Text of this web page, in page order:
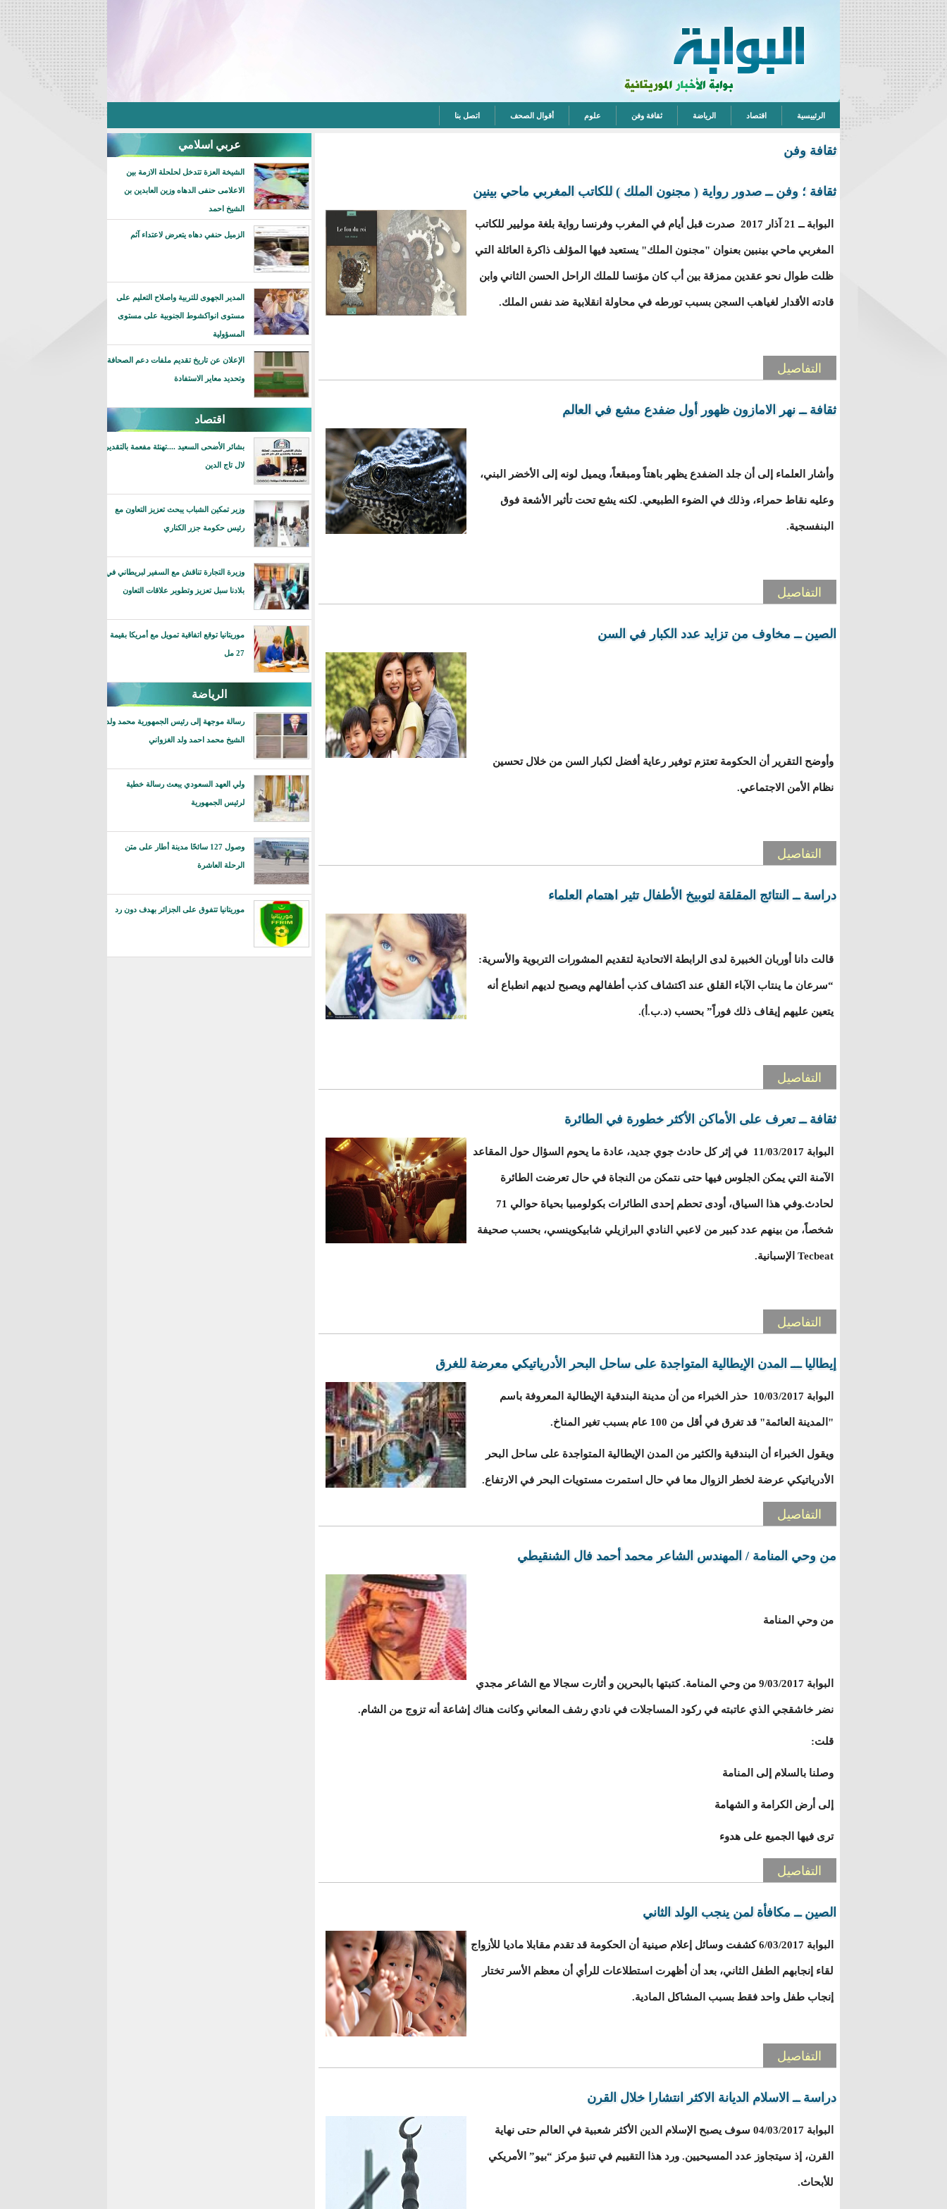
الرئييسية اقتصاد الرياضة ثقافة وفن علوم أقوال الصحف اتصل بنا
ثقافة وفن
ثقافة ؛ وفن ــ صدور رواية ( مجنون الملك ) للكاتب المغربي ماحي بينين
البوابة ــ 21 آذار 2017 صدرت قبل أيام في المغرب وفرنسا رواية بلغة موليير للكاتب
المغربي ماحي بينبين بعنوان "مجنون الملك" يستعيد فيها المؤلف ذاكرة العائلة التي
ظلت طوال نحو عقدين ممزقة بين أب كان مؤنسا للملك الراحل الحسن الثاني وابن
قادته الأقدار لغياهب السجن بسبب تورطه في محاولة انقلابية ضد نفس الملك.
التفاصيل
ثقافة ــ نهر الامازون ظهور أول ضفدع مشع في العالم
وأشار العلماء إلى أن جلد الضفدع يظهر باهتاً ومبقعاً، ويميل لونه إلى الأخضر البني،
وعليه نقاط حمراء، وذلك في الضوء الطبيعي. لكنه يشع تحت تأثير الأشعة فوق
البنفسجية.
التفاصيل
الصين ــ مخاوف من تزايد عدد الكبار في السن
وأوضح التقرير أن الحكومة تعتزم توفير رعاية أفضل لكبار السن من خلال تحسين
نظام الأمن الاجتماعي.
التفاصيل
دراسة ــ النتائج المقلقة لتوبيخ الأطفال تثير اهتمام العلماء
قالت دانا أوربان الخبيرة لدى الرابطة الاتحادية لتقديم المشورات التربوية والأسرية:
“سرعان ما ينتاب الآباء القلق عند اكتشاف كذب أطفالهم ويصبح لديهم انطباع أنه
يتعين عليهم إيقاف ذلك فوراً” بحسب (د.ب.أ).
التفاصيل
ثقافة ــ تعرف على الأماكن الأكثر خطورة في الطائرة
البوابة 11/03/2017 في إثر كل حادث جوي جديد، عادة ما يحوم السؤال حول المقاعد
الآمنة التي يمكن الجلوس فيها حتى نتمكن من النجاة في حال تعرضت الطائرة
لحادث.وفي هذا السياق، أودى تحطم إحدى الطائرات بكولومبيا بحياة حوالي 71
شخصاً، من بينهم عدد كبير من لاعبي النادي البرازيلي شابيكوينسي، بحسب صحيفة
Tecbeat الإسبانية.
التفاصيل
إيطاليا ـــ المدن الإيطالية المتواجدة على ساحل البحر الأدرياتيكي معرضة للغرق
البوابة 10/03/2017 حذر الخبراء من أن مدينة البندقية الإيطالية المعروفة باسم
"المدينة العائمة" قد تغرق في أقل من 100 عام بسبب تغير المناخ.
ويقول الخبراء أن البندقية والكثير من المدن الإيطالية المتواجدة على ساحل البحر
الأدرياتيكي عرضة لخطر الزوال معا في حال استمرت مستويات البحر في الارتفاع.
التفاصيل
من وحي المنامة / المهندس الشاعر محمد أحمد فال الشنقيطي
من وحي المنامة
البوابة 9/03/2017 من وحي المنامة. كتبتها بالبحرين و أثارت سجالا مع الشاعر مجدي
نضر خاشقجي الذي عاتبته في ركود المساجلات في نادي رشف المعاني وكانت هناك إشاعة أنه تزوج من الشام.
قلت:
وصلنا بالسلام إلى المنامة
إلى أرض الكرامة و الشهامة
ترى فيها الجميع على هدوء
التفاصيل
الصين ــ مكافأة لمن ينجب الولد الثاني
البوابة 6/03/2017 كشفت وسائل إعلام صينية أن الحكومة قد تقدم مقابلا ماديا للأزواج
لقاء إنجابهم الطفل الثاني، بعد أن أظهرت استطلاعات للرأي أن معظم الأسر تختار
إنجاب طفل واحد فقط بسبب المشاكل المادية.
التفاصيل
دراسة ــ الاسلام الديانة الاكثر انتشارا خلال القرن
البوابة 04/03/2017 سوف يصبح الإسلام الدين الأكثر شعبية في العالم حتى نهاية
القرن، إذ سيتجاوز عدد المسيحيين. ورد هذا التقييم في تنبؤ مركز “بيو” الأمريكي
للأبحاث.
عربي اسلامي
الشيخة العزة تتدخل لحلحلة الازمة بين
الاعلامى حنفى الدهاه وزين العابدين بن
الشيخ احمد
الزميل حنفي دهاه يتعرض لاعتداء آثم
المدير الجهوى للتربية واصلاح التعليم على
مستوى انواكشوط الجنوبية على مستوى
المسؤولية
الإعلان عن تاريخ تقديم ملفات دعم الصحافة
وتحديد معاير الاستفادة
اقتصاد
بشائر الأضحى السعيد ....تهنئة مفعمة بالتقدير
لال تاج الدين
وزير تمكين الشباب يبحث تعزيز التعاون مع
رئيس حكومة جزر الكناري
وزيرة التجارة تناقش مع السفير لبريطاني في
بلادنا سبل تعزيز وتطوير علاقات التعاون
موريتانيا توقع اتفاقية تمويل مع أمريكا بقيمة
27 مل
الرياضة
رسالة موجهة إلى رئيس الجمهورية محمد ولد
الشيخ محمد احمد ولد الغزواني
ولي العهد السعودي يبعث رسالة خطية
لرئيس الجمهورية
وصول 127 سائحًا مدينة أطار على متن
الرحلة العاشرة
موريتانيا تتفوق على الجزائر بهدف دون رد